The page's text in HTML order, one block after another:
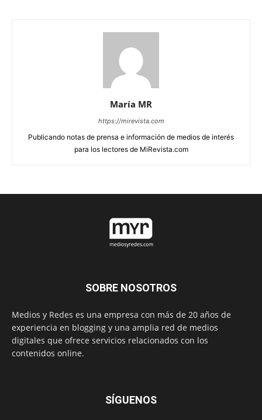
María MR
https://mirevista.com
Publicando notas de prensa e información de medios de interés
para los lectores de MiRevista.com
SOBRE NOSOTROS
Medios y Redes es una empresa con más de 20 años de
experiencia en blogging y una amplia red de medios
digitales que ofrece servicios relacionados con los
contenidos online.
SÍGUENOS